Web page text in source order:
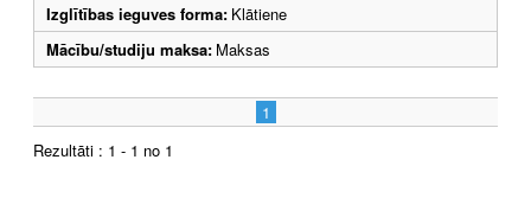
Izglītības ieguves forma: Klātiene
Mācību/studiju maksa: Maksas
1
Rezultāti : 1 - 1 no 1